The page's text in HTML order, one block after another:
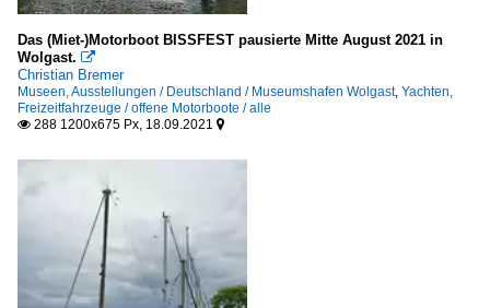
Das (Miet-)Motorboot BISSFEST pausierte Mitte August 2021 in
Wolgast. 
Christian Bremer
Museen, Ausstellungen / Deutschland / Museumshafen Wolgast, Yachten,
Freizeitfahrzeuge / offene Motorboote / alle
 288 1200x675 Px, 18.09.2021 